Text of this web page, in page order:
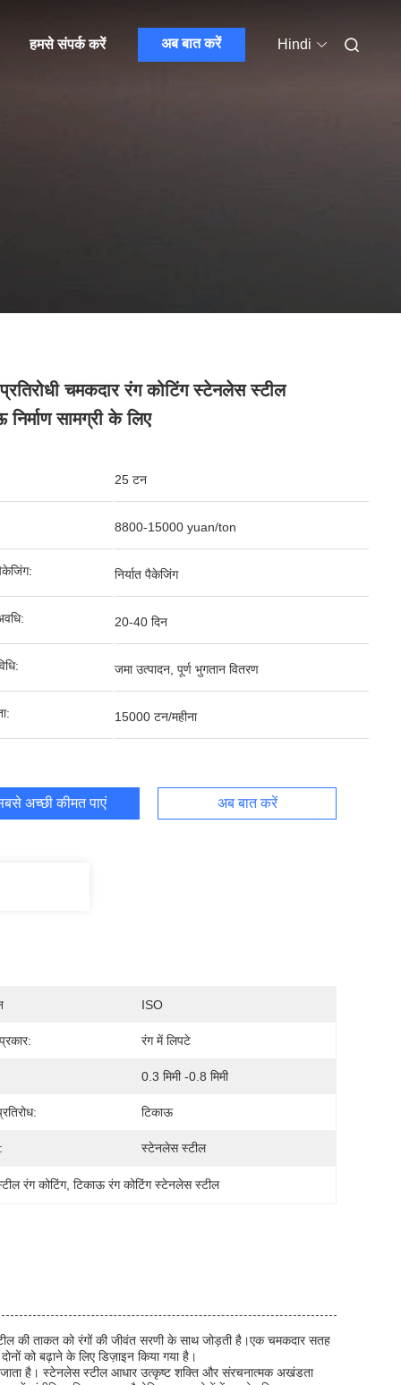
हमसे संपर्क करें अब बात करें Hindi
चमकदार रंग कोटिंग स्टेनलेस स्टील
निर्माण सामग्री के लिए
25 टन
8800-15000 yuan/ton
निर्यात पैकेजिंग
20-40 दिन
जमा उत्पादन, पूर्ण भुगतान वितरण
15000 टन/महीना
अच्छी कीमत पाएं अब बात करें
ISO
रंग में लिपटे
0.3 मिमी -0.8 मिमी
टिकाऊ
स्टेनलेस स्टील
रंग कोटिंग, टिकाऊ रंग कोटिंग स्टेनलेस स्टील
की ताकत को रंगों की जीवंत सरणी के साथ जोड़ती है।एक चमकदार सतह
को बढ़ाने के लिए डिज़ाइन किया गया है।
है। स्टेनलेस स्टील आधार उत्कृष्ट शक्ति और संरचनात्मक अखंडता